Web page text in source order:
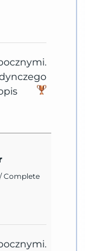
opis
/Complete